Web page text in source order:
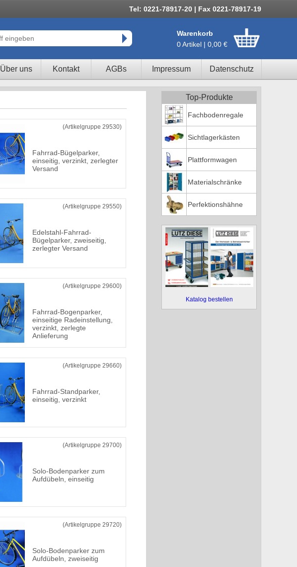
Tel: 0221-78917-20 | Fax 0221-78917-19
Warenkorb
0 Artikel | 0,00 €
Über uns Kontakt AGBs Impressum Datenschutz
(Artikelgruppe 29530)
Fahrrad-Bügelparker,
einseitig, verzinkt, zerlegter
Versand
(Artikelgruppe 29550)
Edelstahl-Fahrrad-
Bügelparker, zweiseitig,
zerlegter Versand
(Artikelgruppe 29600)
Fahrrad-Bogenparker,
einseitige Radeinstellung,
verzinkt, zerlegte
Anlieferung
(Artikelgruppe 29660)
Fahrrad-Standparker,
einseitig, verzinkt
(Artikelgruppe 29700)
Solo-Bodenparker zum
Aufdübeln, einseitig
(Artikelgruppe 29720)
Solo-Bodenparker zum
Aufdübeln, zweiseitig
Top-Produkte
Fachbodenregale
Sichtlagerkästen
Plattformwagen
Materialschränke
Perfektionshähne
Katalog bestellen